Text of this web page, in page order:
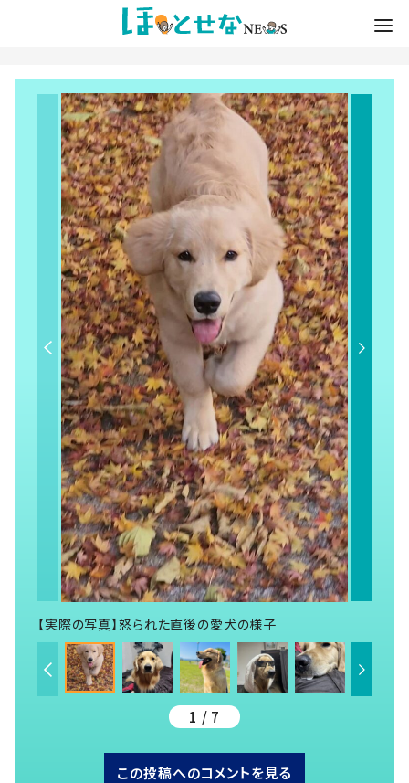
【実際の写真】怒られた直後の愛犬の様子
1 / 7
この投稿へのコメントを見る